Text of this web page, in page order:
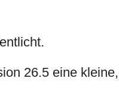
26.5 eine